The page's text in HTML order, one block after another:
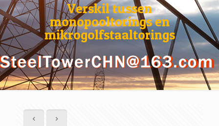
Verskil tussen
monopooltorings en
mikrogolfstaaltorings